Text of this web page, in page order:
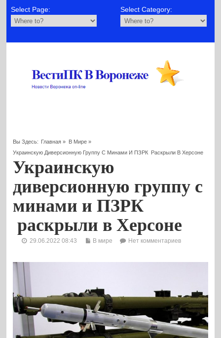
Select Page: Select Category:
Вы Здесь: Главная » В Мире»
Украинскую Диверсионную Группу С Минами И ПЗРК Раскрыли В Херсоне
Украинскую
диверсионную группу с
минами и ПЗРК
раскрыли в Херсоне
29.06.2022 08:43 В мире Нет комментариев